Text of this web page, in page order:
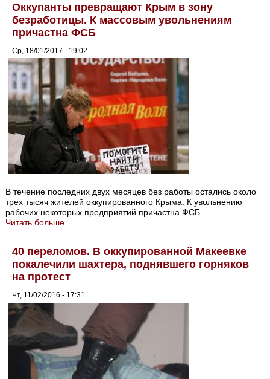
Оккупанты превращают Крым в зону
безработицы. К массовым увольнениям
причастна ФСБ
Ср, 18/01/2017 - 19:02
В течение последних двух месяцев без работы остались около
трех тысяч жителей оккупированного Крыма. К увольнению
рабочих некоторых предприятий причастна ФСБ.
Читать больше...
40 переломов. В оккупированной Макеевке
покалечили шахтера, поднявшего горняков
на протест
Чт, 11/02/2016 - 17:31